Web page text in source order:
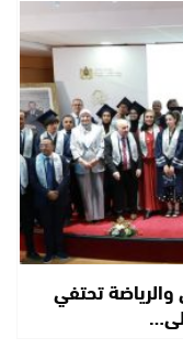
والرياضة تحتفي